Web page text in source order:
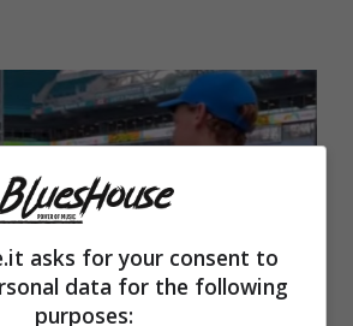
asks for your consent to
data for the following
purposes: